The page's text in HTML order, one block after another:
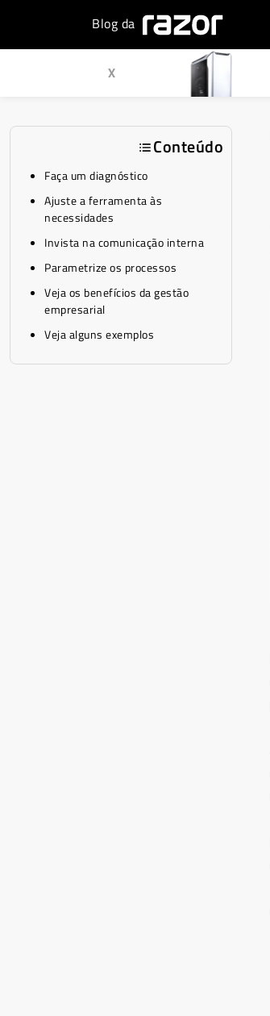
Blog da
X
Conteúdo
Faça um diagnóstico
Ajuste a ferramenta às
necessidades
Invista na comunicação interna
Parametrize os processos
Veja os benefícios da gestão
empresarial
Veja alguns exemplos